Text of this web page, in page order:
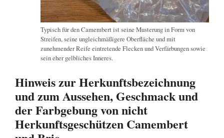
Typisch für den Camembert ist seine Musterung in Form von
Streifen, seine ungleichmäßigere Oberfläche und mit
zunehmender Reife eintretende Flecken und Verfärbungen sowie
sein eher gelbliches Inneres.
Hinweis zur Herkunftsbezeichnung
und zum Aussehen, Geschmack und
der Farbgebung von nicht
Herkunftsgeschützen Camembert